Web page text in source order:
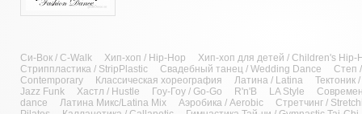
Си-Вок / C-Walk Хип-хоп / Hip-Hop
Хип-хоп для детей / Children's Hip-
Стриппластика / StripPlastic
Свадебный танец / Wedding Dance
Степ
Contemporary
Классическая хореография Латина / Latina
Тектоник
Jazz Funk
Хастл / Hustle Гоу-Гоу / Go-Go R'n'B LA Style
dance
Латина Микс/Latina Mix Аэробика / Aerobic
Стретчинг /